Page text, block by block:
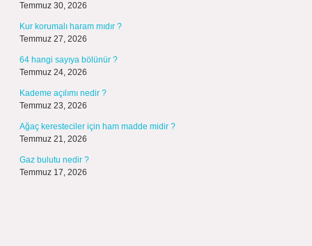
Temmuz 30, 2026
Kur korumalı haram mıdır ?
Temmuz 27, 2026
64 hangi sayıya bölünür ?
Temmuz 24, 2026
Kademe açılımı nedir ?
Temmuz 23, 2026
Ağaç keresteciler için ham madde midir ?
Temmuz 21, 2026
Gaz bulutu nedir ?
Temmuz 17, 2026